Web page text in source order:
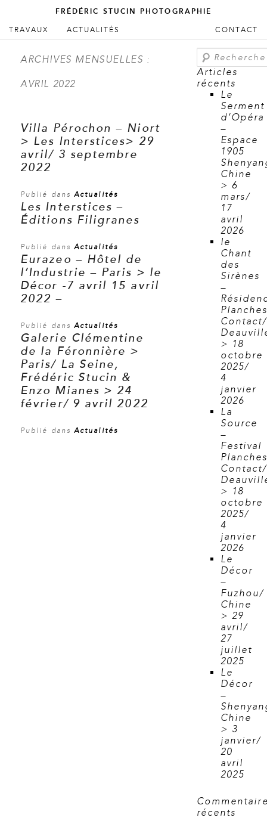
FRÉDÉRIC STUCIN PHOTOGRAPHIE
Menu principal
ALLER AU CONTENU PRINCIPAL
ALLER AU CONTENU SECONDAIRE
TRAVAUX ACTUALITÉS CONTACT
ARCHIVES MENSUELLES :
AVRIL 2022
Villa Pérochon – Niort
> Les Interstices> 29
avril/ 3 septembre
2022
Publié dans Actualités
Les Interstices –
Éditions Filigranes
Publié dans Actualités
Eurazeo – Hôtel de
l’Industrie – Paris > le
Décor -7 avril 15 avril
2022 –
Publié dans Actualités
Galerie Clémentine
de la Féronnière >
Paris/ La Seine,
Frédéric Stucin &
Enzo Mianes > 24
février/ 9 avril 2022
Publié dans Actualités
Recherche
Articles
récents
Le
Serment
d’Opéra
–
Espace
1905
Chine
> 6
mars/
17
avril
2026
le
Chant
des
Sirènes
–
Contact/
> 18
octobre
2025/
4
janvier
2026
La
Source
–
Festival
Contact/
> 18
octobre
2025/
4
janvier
2026
Le
Décor
–
Fuzhou/
Chine
> 29
avril/
27
juillet
2025
Le
Décor
–
Chine
> 3
janvier/
20
avril
2025
récents